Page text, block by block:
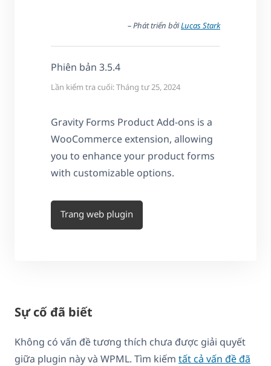
– Phát triển bởiLucas Stark
Phiên bản 3.5.4
Lần kiểm tra cuối: Tháng tư 25, 2024
Gravity Forms Product Add-ons is a
WooCommerce extension, allowing
you to enhance your product forms
with customizable options.
Trang web plugin
Sự cố đã biết
Không có vấn đề tương thích chưa được giải quyết
giữa plugin này và WPML. Tìm kiếm tất cả vấn đề đã